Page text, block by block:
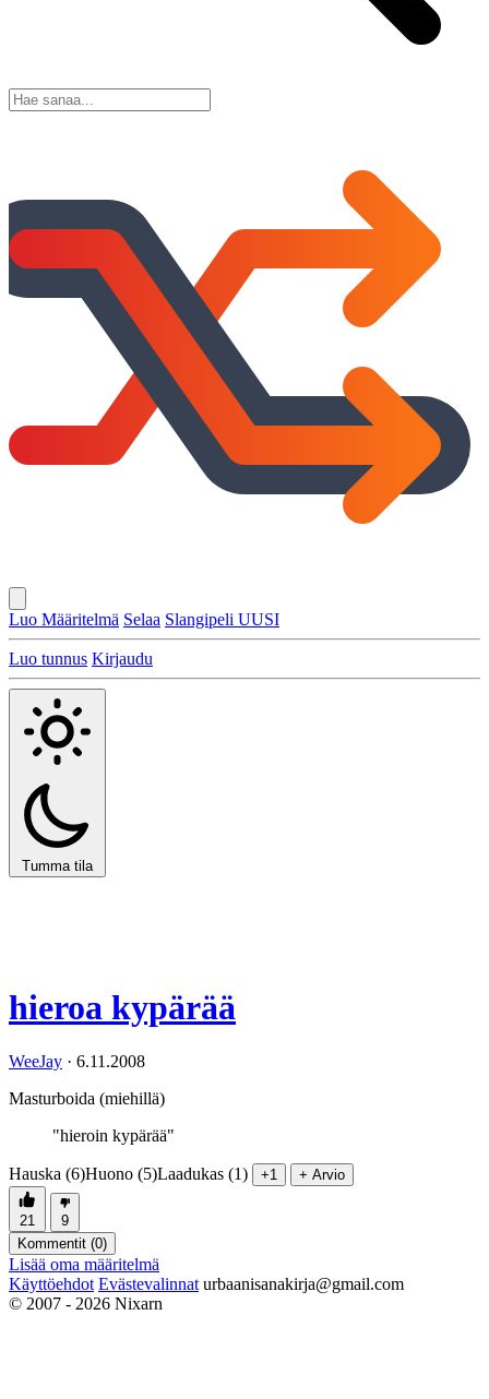
Luo Määritelmä Selaa Slangipeli UUSI
Luo tunnus Kirjaudu
Tumma tila
hieroa kypärää
WeeJay · 6.11.2008
Masturboida (miehillä)
"hieroin kypärää"
Hauska (6)Huono (5)Laadukas (1) +1 + Arvio
21
9
Kommentit (0)
Lisää oma määritelmä
Käyttöehdot Evästevalinnat urbaanisanakirja@gmail.com
© 2007 - 2026 Nixarn